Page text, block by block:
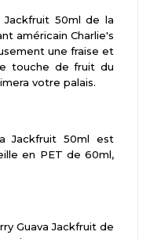
Jackfruit 50ml de la
américain Charlie's
une fraise et
touche de fruit du
votre palais.
Jackfruit 50ml est
en PET de 60ml,
Guava Jackfruit de